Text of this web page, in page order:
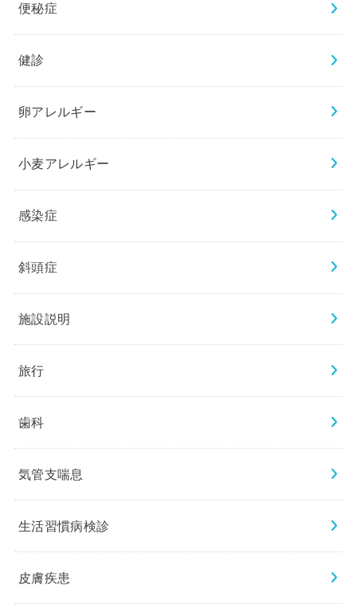
便秘症
健診
卵アレルギー
小麦アレルギー
感染症
斜頭症
施設説明
旅行
歯科
気管支喘息
生活習慣病検診
皮膚疾患